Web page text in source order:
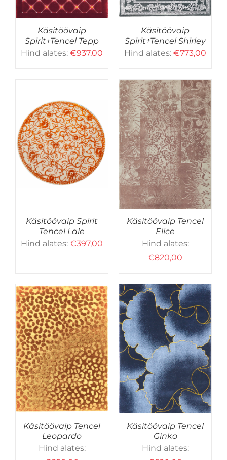
Käsitöövaip
Spirit+Tencel Tepp
Hind alates: €937,00
VALIKUID
SAAB
TOOTELEHEL.
Käsitöövaip
Spirit+Tencel Shirley
Hind alates: €773,00
Käsitöövaip Spirit
Tencel Lale
Hind alates: €397,00
VALI SELLEL
TOOTEL
ON
MITU
VARIANTI.
TOOTELEHEL.
/ DETAILID
Käsitöövaip Tencel
Elice
Hind alates:
€820,00
Käsitöövaip Tencel
Leopardo
Hind alates:
VALI SELLEL
TOOTEL
ON
MITU
VARIANTI.
VALIKUID
SAAB
TOOTELEHEL.
/ DETAILID
Käsitöövaip Tencel
Ginko
Hind alates: